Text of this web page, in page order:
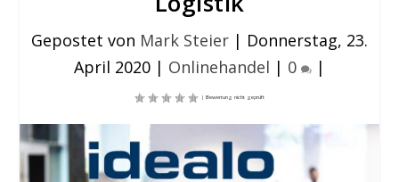
Gepostet von Mark Steier | Donnerstag, 23.
April 2020 | Onlinehandel | 0 |